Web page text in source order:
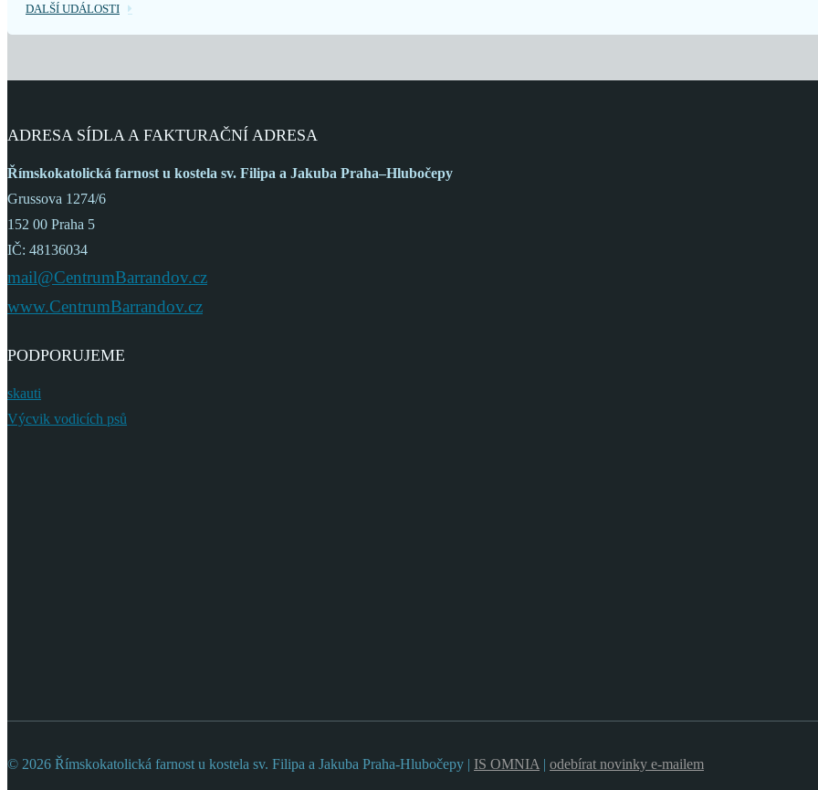
DALŠÍ UDÁLOSTI
ADRESA SÍDLA A FAKTURAČNÍ ADRESA
Římskokatolická farnost u kostela sv. Filipa a Jakuba Praha–Hlubočepy
Grussova 1274/6
152 00 Praha 5
IČ: 48136034
mail@CentrumBarrandov.cz
www.CentrumBarrandov.cz
PODPORUJEME
skauti
Výcvik vodicích psů
© 2026 Římskokatolická farnost u kostela sv. Filipa a Jakuba Praha-Hlubočepy | IS OMNIA | odebírat novinky e-mailem